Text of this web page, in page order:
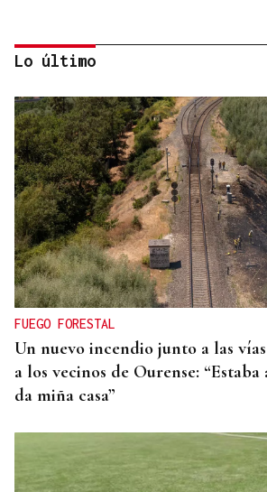
ENTREVISTA
Jorge Vázquez: "Nuestro objetivo
creando valor para el accionista
que lo hace posible"
Lo último
FUEGO FORESTAL
Un nuevo incendio junto a las
a los vecinos de Ourense:
da miña casa”